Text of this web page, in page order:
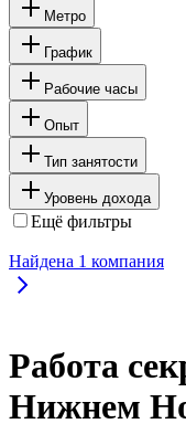
Метро
График
Рабочие часы
Опыт
Тип занятости
Уровень дохода
Ещё фильтры
Найдена 1 компания
Работа
Нижнем